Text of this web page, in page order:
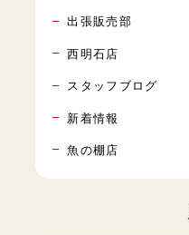
出張販売部
西明石店
スタッフブログ
新着情報
魚の棚店